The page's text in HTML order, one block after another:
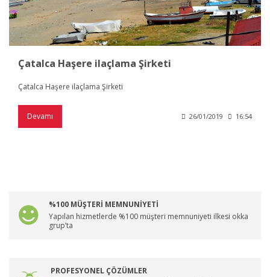
Çatalca Haşere ilaçlama Şirketi
Çatalca Haşere ilaçlama Şirketi
Devamı 26/01/2019 16:54
%100 MÜŞTERİ MEMNUNİYETİ
Yapılan hizmetlerde %100 müşteri memnuniyeti ilkesi okka
grup’ta
PROFESYONEL ÇÖZÜMLER